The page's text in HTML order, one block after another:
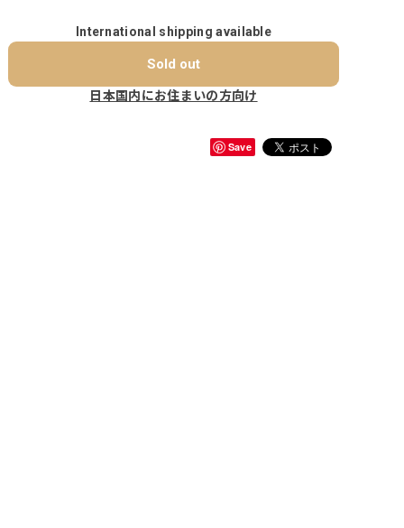
International shipping available
Sold out
日本国内にお住まいの方向け
Save